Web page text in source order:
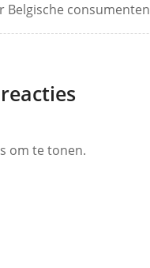
Belgische consumenten
om te tonen.